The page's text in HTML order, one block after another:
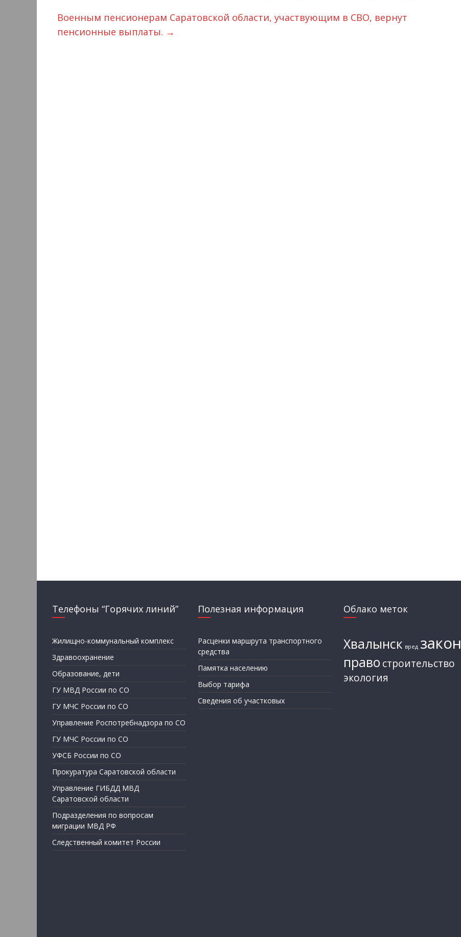
Военным пенсионерам Саратовской области, участвующим в СВО, вернут
пенсионные выплаты. →
Телефоны “Горячих линий”
Жилищно-коммунальный комплекс
Здравоохранение
Образование, дети
ГУ МВД России по СО
ГУ МЧС России по СО
Управление Роспотребнадзора по СО
ГУ МЧС России по СО
УФСБ России по СО
Прокуратура Саратовской области
Управление ГИБДД МВД
Саратовской области
Подразделения по вопросам
миграции МВД РФ
Следственный комитет России
Полезная информация
Расценки маршрута транспортного
средства
Памятка населению
Выбор тарифа
Сведения об участковых
Облако меток
Хвалынск вред закон
право строительство
экология